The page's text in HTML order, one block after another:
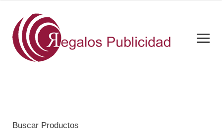
Buscar Productos